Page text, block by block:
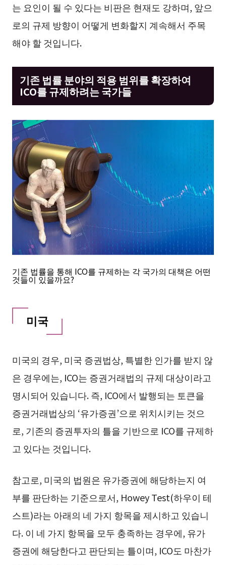
는 요인이 될 수 있다는 비판은 현재도 강하며, 앞으
로의 규제 방향이 어떻게 변화할지 계속해서 주목
해야 할 것입니다.
기존 법률 분야의 적용 범위를 확장하여
ICO를 규제하려는 국가들
기존 법률을 통해 ICO를 규제하는 각 국가의 대책은 어떤
것들이 있을까요?
미국
미국의 경우, 미국 증권법상, 특별한 인가를 받지 않
은 경우에는, ICO는 증권거래법의 규제 대상이라고
명시되어 있습니다. 즉, ICO에서 발행되는 토큰을
증권거래법상의 ‘유가증권’으로 위치시키는 것으
로, 기존의 증권투자의 틀을 기반으로 ICO를 규제하
고 있다는 것입니다.
참고로, 미국의 법원은 유가증권에 해당하는지 여
부를 판단하는 기준으로서, Howey Test(하우이 테
스트)라는 아래의 네 가지 항목을 제시하고 있습니
다. 이 네 가지 항목을 모두 충족하는 경우에, 유가
증권에 해당한다고 판단되는 틀이며, ICO도 마찬가